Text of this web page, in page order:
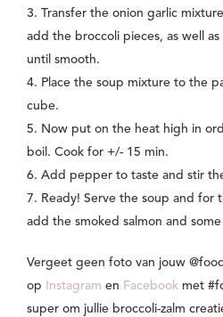
3. Transfer the onion garlic
add the broccoli pieces, as well
until smooth.
4. Place the soup mixture to the
cube.
5. Now put on the heat high in
boil. Cook for +/- 15 min.
6. Add pepper to taste and stir
7. Ready! Serve the soup and for
add the smoked salmon and
Vergeet geen foto van jouw
op
Instagram en Facebook met
super om jullie broccoli-zalm